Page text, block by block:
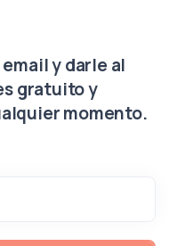
y darle al
gratuito y
momento.